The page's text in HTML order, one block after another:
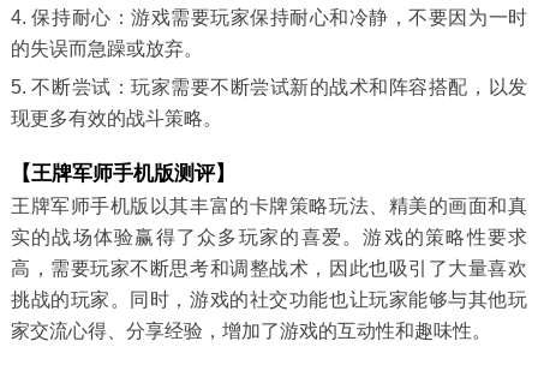
4. 保持耐心：游戏需要玩家保持耐心和冷静，不要因为一时
的失误而急躁或放弃。
5. 不断尝试：玩家需要不断尝试新的战术和阵容搭配，以发
现更多有效的战斗策略。
【王牌军师手机版测评】
王牌军师手机版以其丰富的卡牌策略玩法、精美的画面和真
实的战场体验赢得了众多玩家的喜爱。游戏的策略性要求
高，需要玩家不断思考和调整战术，因此也吸引了大量喜欢
挑战的玩家。同时，游戏的社交功能也让玩家能够与其他玩
家交流心得、分享经验，增加了游戏的互动性和趣味性。